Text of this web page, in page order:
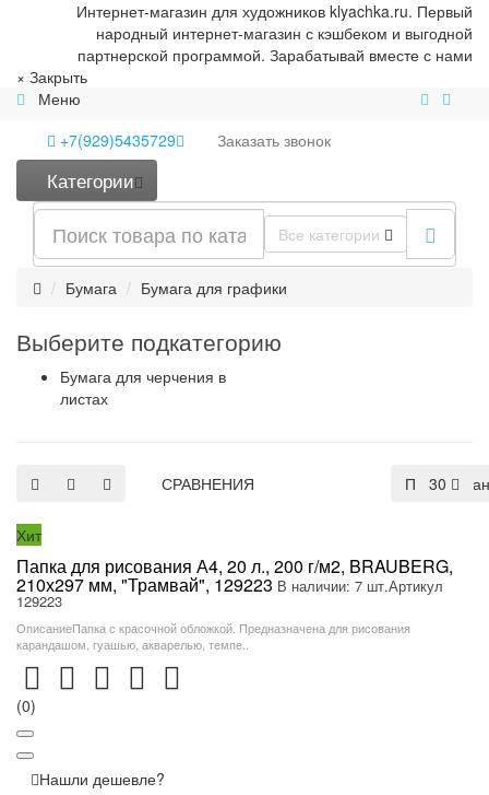
Интернет-магазин для художников klyachka.ru. Первый
народный интернет-магазин с кэшбеком и выгодной
партнерской программой. Зарабатывай вместе с нами
× Закрыть
Меню
+7(929)5435729
Заказать звонок
Категории
Все категории
Бумага Бумага для графики
Выберите подкатегорию
Бумага для черчения в
листах
СРАВНЕНИЯ 30
По
Хит
Папка для рисования А4, 20 л., 200 г/м2, BRAUBERG,
210х297 мм, "Трамвай", 129223 В наличии: 7 шт.Артикул
129223
ОписаниеПапка с красочной обложкой. Предназначена для рисования
карандашом, гуашью, акварелью, темпе..
(0)
Нашли дешевле?